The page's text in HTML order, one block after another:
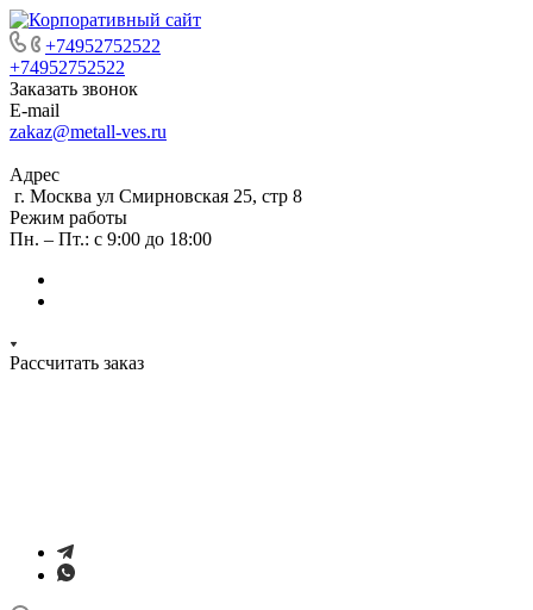
+74952752522
+74952752522
Заказать звонок
E-mail
zakaz@metall-ves.ru
Адрес
г. Москва ул Смирновская 25, стр 8
Режим работы
Пн. – Пт.: с 9:00 до 18:00
Рассчитать заказ